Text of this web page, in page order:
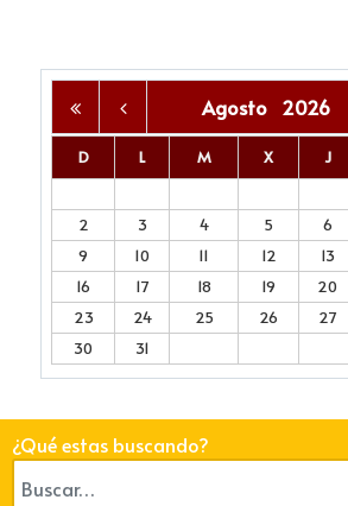
Agosto 2026
D L M X J
2
3 4 5 6
9
10 11 12 13
16
17 18 19 20
23
24 25 26 27
30
31
¿Qué estas buscando?